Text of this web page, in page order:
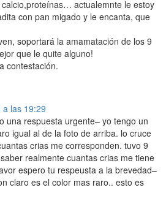
actualemnte le estoy
con pan migado y le encanta, que
soportará la amamatación de los 9
que le quite alguno!
contestación.
las 19:29
una respuesta urgente– yo tengo un
igual al de la foto de arriba. lo cruce
crias me corresponden. tuvo 9
realmente cuantas crias me tiene
espero tu respeusta a la brevedad–
claro es el color mas raro.. esto es